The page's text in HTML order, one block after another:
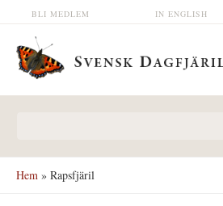
Hoppa till huvudinnehåll IN ENGLISH
BLI MEDLEM
Hem » Rapsfjäril